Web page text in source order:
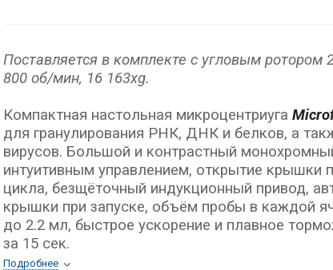
Поставляется в комплекте с угловым ротором
800 об/мин, 16 163xg.
Компактная настольная микроцентриуга
для гранулирования РНК, ДНК и белков, а
вирусов. Большой и контрастный
интуитивным управлением, открытие крышки
цикла, безщёточный индукционный привод,
крышки при запуске, объём пробы в каждой
до 2.2 мл, быстрое ускорение и плавное
за 15 сек.
Подробнее